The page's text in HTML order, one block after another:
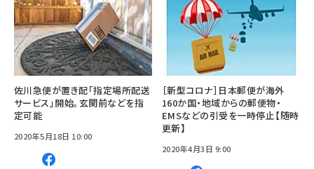
佐川急便が置き配「指定場所配送
サービス」開始。玄関前などを指
定可能
2020年5月18日 10:00
［新型コロナ］日本郵便が海外
160か国・地域からの郵便物・
EMSなどの引受を一時停止【随時
更新】
2020年4月3日 9:00